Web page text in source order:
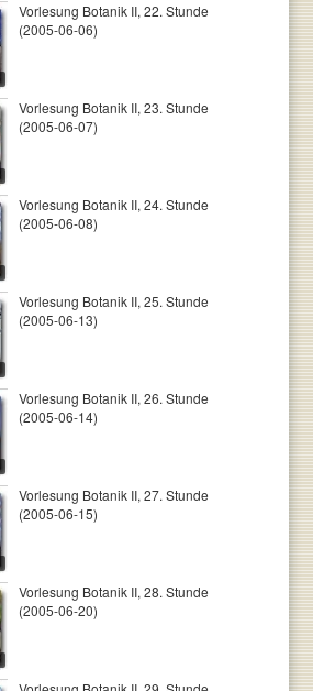
Vorlesung Botanik II, 22. Stunde
(2005-06-06)
Vorlesung Botanik II, 23. Stunde
(2005-06-07)
Vorlesung Botanik II, 24. Stunde
(2005-06-08)
Vorlesung Botanik II, 25. Stunde
(2005-06-13)
Vorlesung Botanik II, 26. Stunde
(2005-06-14)
Vorlesung Botanik II, 27. Stunde
(2005-06-15)
Vorlesung Botanik II, 28. Stunde
(2005-06-20)